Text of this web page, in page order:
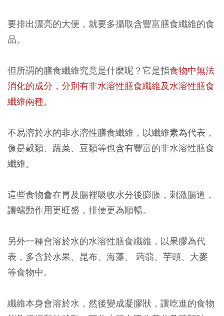
要排出漂亮的大便，就要多攝取含豐富膳食纖維的食
品。
但所謂的膳食纖維究竟是什麼呢？它是指食物中無法
消化的成分，分別有非水溶性膳食纖維及水溶性膳食
纖維兩種。
不易溶於水的非水溶性膳食纖維，以纖維素為代表，
像是穀類、蔬菜、豆類等也含有豐富的非水溶性膳食
纖維。
這些食物會在胃及腸裡吸收水分後膨脹，刺激腸道，
讓蠕動作用更旺盛，排便更為順暢。
另外一種會溶於水的水溶性膳食纖維，以果膠為代
表，多含於水果、昆布、海藻、 蒟蒻、芋頭、大麥
等食物中。
纖維本身會溶於水，然後變成凝膠狀，讓吃進的食物